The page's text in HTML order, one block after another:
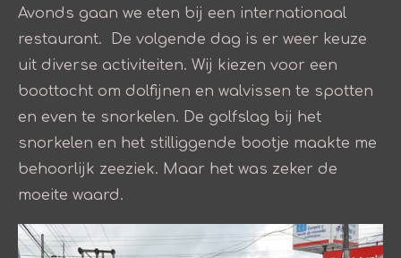
Avonds gaan we eten bij een internationaal
restaurant. De volgende dag is er weer keuze
uit diverse activiteiten. Wij kiezen voor een
boottocht om dolfijnen en walvissen te spotten
en even te snorkelen. De golfslag bij het
snorkelen en het stilliggende bootje maakte me
behoorlijk zeeziek. Maar het was zeker de
moeite waard.